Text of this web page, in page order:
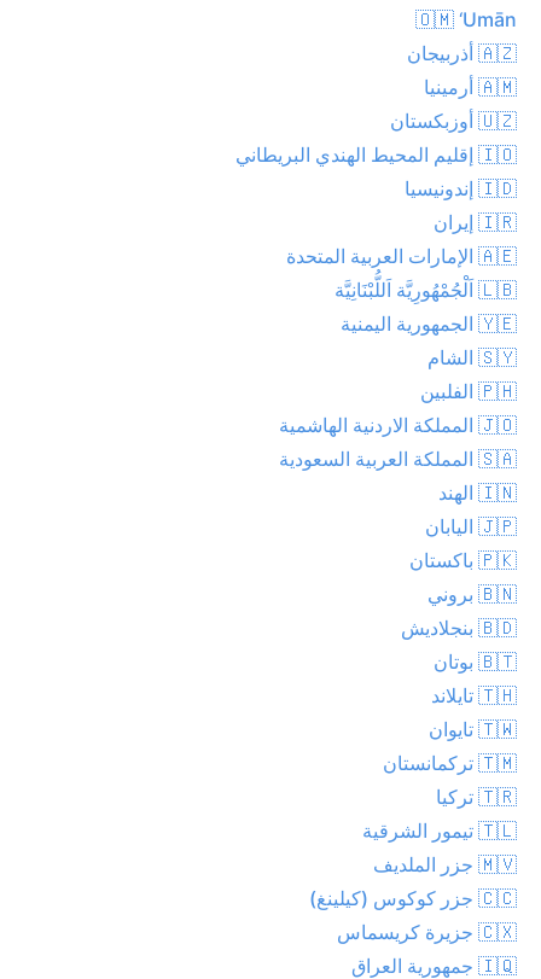
🇴🇲 ‘Umān
🇦🇿 أذربيجان
🇦🇲 أرمينيا
🇺🇿 أوزبكستان
🇮🇴 إقليم المحيط الهندي البريطاني
🇮🇩 إندونيسيا
🇮🇷 إيران
🇦🇪 الإمارات العربية المتحدة
🇱🇧 اَلْجُمْهُورِيَّة اَللُّبْنَانِيَّة
🇾🇪 الجمهورية اليمنية
🇸🇾 الشام
🇵🇭 الفلبين
🇯🇴 المملكة الاردنية الهاشمية
🇸🇦 المملكة العربية السعودية
🇮🇳 الهند
🇯🇵 اليابان
🇵🇰 باكستان
🇧🇳 بروني
🇧🇩 بنجلاديش
🇧🇹 بوتان
🇹🇭 تايلاند
🇹🇼 تايوان
🇹🇲 تركمانستان
🇹🇷 تركيا
🇹🇱 تيمور الشرقية
🇲🇻 جزر الملديف
🇨🇨 جزر كوكوس (كيلينغ)
🇨🇽 جزيرة كريسماس
🇮🇶 جمهورية العراق